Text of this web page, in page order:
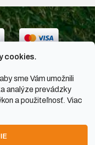
cookies.
sme Vám umožnili
analýze prevádzky
a použiteľnosť. Viac